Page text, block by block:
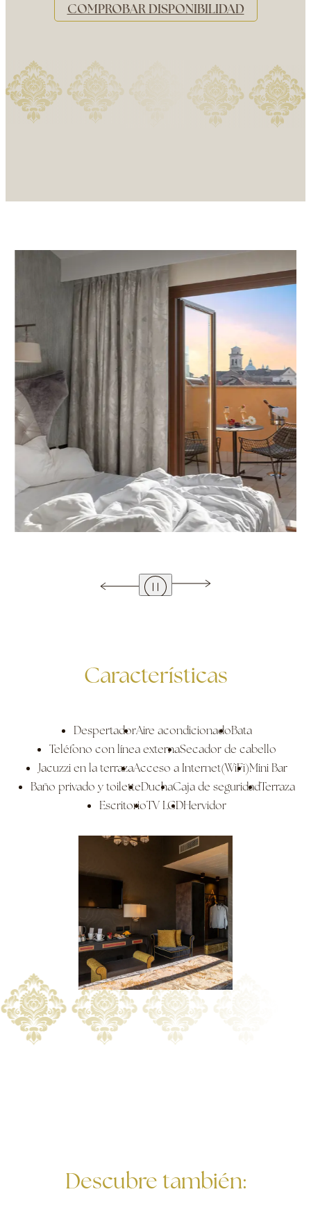
COMPROBAR DISPONIBILIDAD
Características
DespertadorAire acondicionadoBata
Teléfono con línea externaSecador de cabello
Jacuzzi en la terrazaAcceso a Internet(WiFi)Mini Bar
Baño privado y toiletteDuchaCaja de seguridadTerraza
EscritorioTV LCDHervidor
Descubre también: